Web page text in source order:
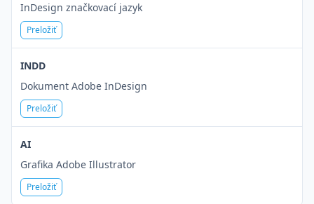
InDesign značkovací jazyk
Preložiť
INDD
Dokument Adobe InDesign
Preložiť
AI
Grafika Adobe Illustrator
Preložiť